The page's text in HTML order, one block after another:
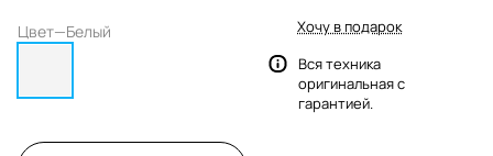
Цвет—Белый
Хочу в подарок
Вся техника
оригинальная с
гарантией.